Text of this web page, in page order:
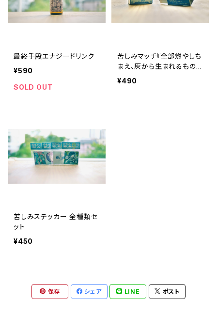
最終手段エナジードリンク
¥590
SOLD OUT
苦しみマッチ『全部燃やしち
まえ、灰から生まれるものも
ある...』
¥490
苦しみステッカー 全種類セ
ット
¥450
保存 シェア LINE ポスト